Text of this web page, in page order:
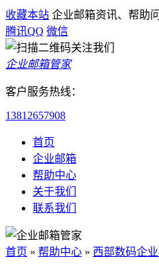
收藏本站 企业邮箱资讯、帮助
腾讯QQ 微信
企业邮箱管家
客户服务热线：
13812657908
首页
企业邮箱
帮助中心
关于我们
联系我们
首页 » 帮助中心 » 西部数码企